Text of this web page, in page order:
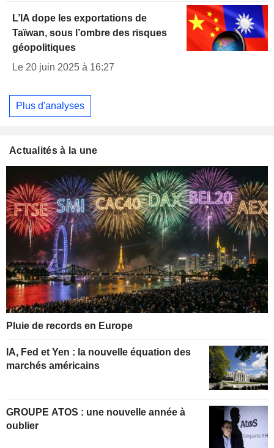
L’IA dope les exportations de
Taïwan, sous l’ombre des risques
géopolitiques
Le 20 juin 2025 à 16:27
Plus d'analyses
Actualités à la une
Pluie de records en Europe
IA, Fed et Yen : la nouvelle équation des
marchés américains
GROUPE ATOS : une nouvelle année à
oublier